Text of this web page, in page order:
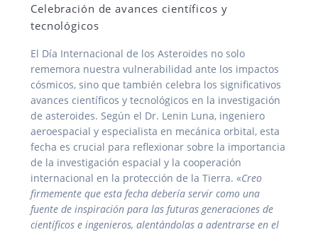
Celebración de avances científicos y
tecnológicos
El Día Internacional de los Asteroides no solo
rememora nuestra vulnerabilidad ante los impactos
cósmicos, sino que también celebra los significativos
avances científicos y tecnológicos en la investigación
de asteroides. Según el Dr. Lenin Luna, ingeniero
aeroespacial y especialista en mecánica orbital, esta
fecha es crucial para reflexionar sobre la importancia
de la investigación espacial y la cooperación
internacional en la protección de la Tierra. «Creo
firmemente que esta fecha debería servir como una
fuente de inspiración para las futuras generaciones de
científicos e ingenieros, alentándolas a adentrarse en el